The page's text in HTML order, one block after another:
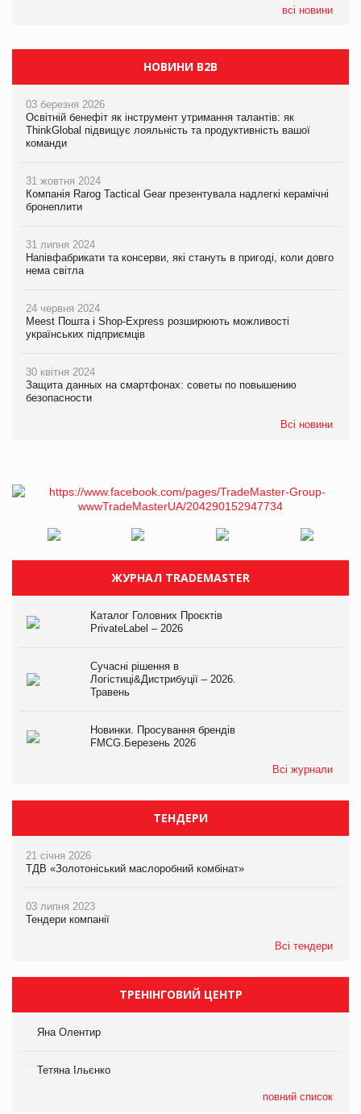
всі новини
НОВИНИ B2B
03 березня 2026
Освітній бенефіт як інструмент утримання талантів: як
ThinkGlobal підвищує лояльність та продуктивність вашої
команди
31 жовтня 2024
Компанія Rarog Tactical Gear презентувала надлегкі керамічні
бронеплити
31 липня 2024
Напівфабрикати та консерви, які стануть в пригоді, коли довго
нема світла
24 червня 2024
Meest Пошта і Shop-Express розширюють можливості
українських підприємців
30 квітня 2024
Защита данных на смартфонах: советы по повышению
безопасности
Всі новини
ЖУРНАЛ TRADEMASTER
Каталог Головних Проєктів
PrivateLabel – 2026
Сучасні рішення в
Логістиці&Дистрибуції – 2026.
Травень
Новинки. Просування брендів
FMCG.Березень 2026
Всі журнали
ТЕНДЕРИ
21 січня 2026
ТДВ «Золотоніський маслоробний комбінат»
03 липня 2023
Тендери компанії
Всі тендери
ТРЕНІНГОВИЙ ЦЕНТР
Яна Олентир
Тетяна Ільєнко
повний список